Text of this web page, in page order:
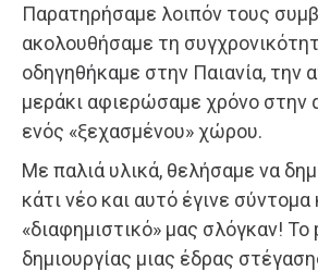
Παρατηρήσαμε λοιπόν τους
ακολουθήσαμε τη
οδηγηθήκαμε στην Παιανία, την
μεράκι αφιερώσαμε χρόνο
ενός «ξεχασμένου» χώρου.
Με παλιά υλικά, θελήσαμε να
κάτι νέο και αυτό έγινε
«διαφημιστικό» μας σλόγκαν!
δημιουργίας μιας έδρας